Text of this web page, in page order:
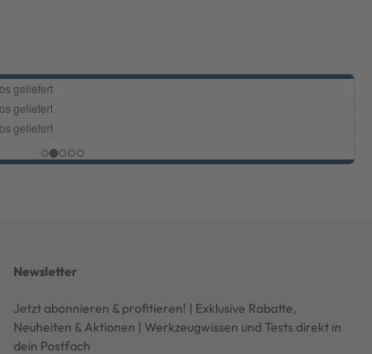
Newsletter
Jetzt abonnieren & profitieren! | Exklusive Rabatte,
Neuheiten & Aktionen | Werkzeugwissen und Tests direkt in
dein Postfach